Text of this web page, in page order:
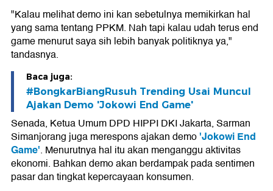
"Kalau melihat demo ini kan sebetulnya memikirkan hal
yang sama tentang PPKM. Nah tapi kalau udah terus end
game menurut saya sih lebih banyak politiknya ya,"
tandasnya.
Baca juga:
#BongkarBiangRusuh Trending Usai Muncul
Ajakan Demo 'Jokowi End Game'
Senada, Ketua Umum DPD HIPPI DKI Jakarta, Sarman
Simanjorang juga merespons ajakan demo'Jokowi End
Game'. Menurutnya hal itu akan menganggu aktivitas
ekonomi. Bahkan demo akan berdampak pada sentimen
pasar dan tingkat kepercayaan konsumen.